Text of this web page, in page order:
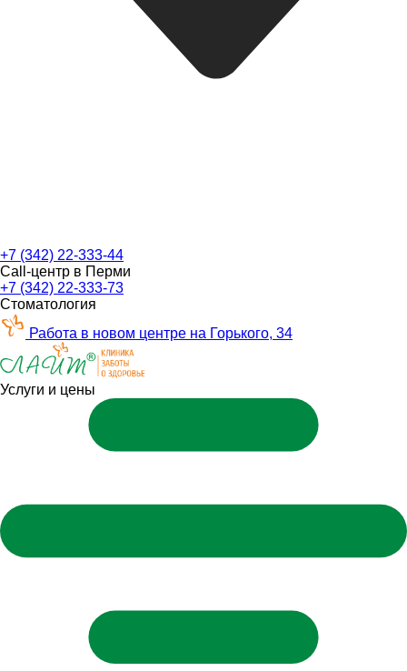
+7 (342) 22-333-44
Call-центр в Перми
+7 (342) 22-333-73
Стоматология
Работа в новом центре на Горького, 34
Услуги и цены